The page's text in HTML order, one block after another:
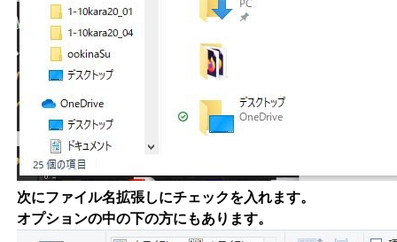
次にファイル名拡張しにチェックを入れます。
オプションの中の下の方にもあります。